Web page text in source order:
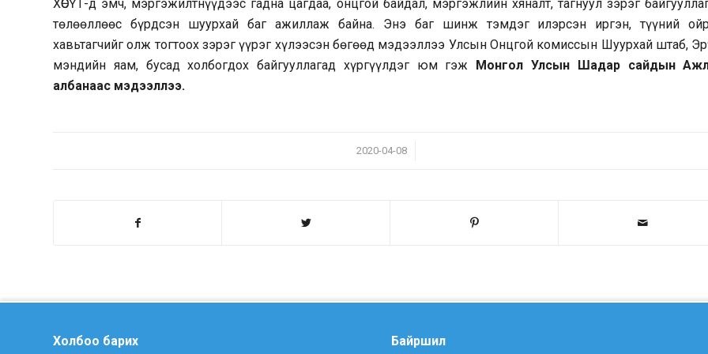
ХӨСҮТ-д эмч, мэргэжилтнүүдээс гадна цагдаа, онцгой байдал, мэргэжлийн хяналт, тагнуул зэрэг
төлөөллөөс бүрдсэн шуурхай баг ажиллаж байна. Энэ баг шинж тэмдэг илэрсэн иргэн, түүний
хавьтагчийг олж тогтоох зэрэг үүрэг хүлээсэн бөгөөд мэдээллээ Улсын Онцгой комиссын Шуурхай штаб,
мэндийн яам, бусад холбогдох байгууллагад хүргүүлдэг юм гэж Монгол Улсын Шадар сайдын
албанаас мэдээллээ.
2020-04-08
/
Холбоо барих Байршил